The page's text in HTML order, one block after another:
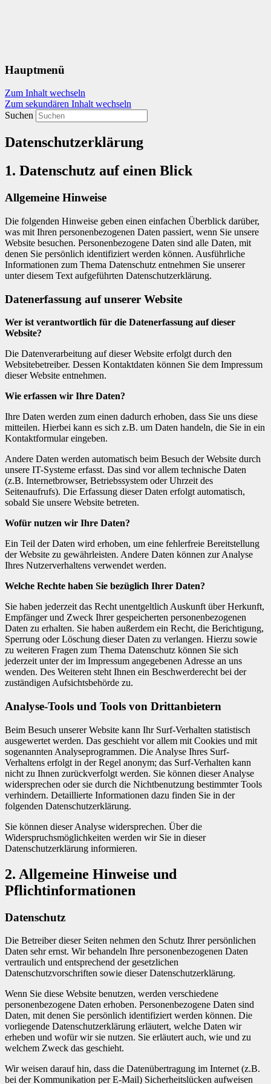
ZBK – Dr. med. Zuschlag, Dr.
med. Brunk, Dr. med
Kohlmann
Kirchstraße 26 | 67578 Gimbsheim
Hauptmenü
Zum Inhalt wechseln
Zum sekundären Inhalt wechseln
Suchen
Datenschutzerklärung
1. Datenschutz auf einen Blick
Allgemeine Hinweise
Die folgenden Hinweise geben einen einfachen Überblick darüber,
was mit Ihren personenbezogenen Daten passiert, wenn Sie unsere
Website besuchen. Personenbezogene Daten sind alle Daten, mit
denen Sie persönlich identifiziert werden können. Ausführliche
Informationen zum Thema Datenschutz entnehmen Sie unserer
unter diesem Text aufgeführten Datenschutzerklärung.
Datenerfassung auf unserer Website
Wer ist verantwortlich für die Datenerfassung auf dieser
Website?
Die Datenverarbeitung auf dieser Website erfolgt durch den
Websitebetreiber. Dessen Kontaktdaten können Sie dem Impressum
dieser Website entnehmen.
Wie erfassen wir Ihre Daten?
Ihre Daten werden zum einen dadurch erhoben, dass Sie uns diese
mitteilen. Hierbei kann es sich z.B. um Daten handeln, die Sie in ein
Kontaktformular eingeben.
Andere Daten werden automatisch beim Besuch der Website durch
unsere IT-Systeme erfasst. Das sind vor allem technische Daten
(z.B. Internetbrowser, Betriebssystem oder Uhrzeit des
Seitenaufrufs). Die Erfassung dieser Daten erfolgt automatisch,
sobald Sie unsere Website betreten.
Wofür nutzen wir Ihre Daten?
Ein Teil der Daten wird erhoben, um eine fehlerfreie Bereitstellung
der Website zu gewährleisten. Andere Daten können zur Analyse
Ihres Nutzerverhaltens verwendet werden.
Welche Rechte haben Sie bezüglich Ihrer Daten?
Sie haben jederzeit das Recht unentgeltlich Auskunft über Herkunft,
Empfänger und Zweck Ihrer gespeicherten personenbezogenen
Daten zu erhalten. Sie haben außerdem ein Recht, die Berichtigung,
Sperrung oder Löschung dieser Daten zu verlangen. Hierzu sowie
zu weiteren Fragen zum Thema Datenschutz können Sie sich
jederzeit unter der im Impressum angegebenen Adresse an uns
wenden. Des Weiteren steht Ihnen ein Beschwerderecht bei der
zuständigen Aufsichtsbehörde zu.
Analyse-Tools und Tools von Drittanbietern
Beim Besuch unserer Website kann Ihr Surf-Verhalten statistisch
ausgewertet werden. Das geschieht vor allem mit Cookies und mit
sogenannten Analyseprogrammen. Die Analyse Ihres Surf-
Verhaltens erfolgt in der Regel anonym; das Surf-Verhalten kann
nicht zu Ihnen zurückverfolgt werden. Sie können dieser Analyse
widersprechen oder sie durch die Nichtbenutzung bestimmter Tools
verhindern. Detaillierte Informationen dazu finden Sie in der
folgenden Datenschutzerklärung.
Sie können dieser Analyse widersprechen. Über die
Widerspruchsmöglichkeiten werden wir Sie in dieser
Datenschutzerklärung informieren.
2. Allgemeine Hinweise und
Pflichtinformationen
Datenschutz
Die Betreiber dieser Seiten nehmen den Schutz Ihrer persönlichen
Daten sehr ernst. Wir behandeln Ihre personenbezogenen Daten
vertraulich und entsprechend der gesetzlichen
Datenschutzvorschriften sowie dieser Datenschutzerklärung.
Wenn Sie diese Website benutzen, werden verschiedene
personenbezogene Daten erhoben. Personenbezogene Daten sind
Daten, mit denen Sie persönlich identifiziert werden können. Die
vorliegende Datenschutzerklärung erläutert, welche Daten wir
erheben und wofür wir sie nutzen. Sie erläutert auch, wie und zu
welchem Zweck das geschieht.
Wir weisen darauf hin, dass die Datenübertragung im Internet (z.B.
bei der Kommunikation per E-Mail) Sicherheitslücken aufweisen